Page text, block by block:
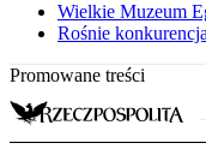
Wielkie Muzeum
Rośnie
Promowane treści